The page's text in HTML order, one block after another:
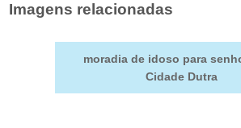
Imagens relacionadas
moradia de idoso para
Cidade Dutra